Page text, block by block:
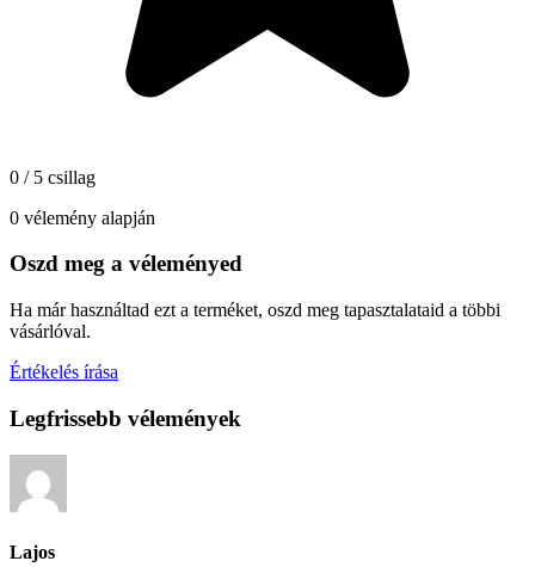
0 / 5 csillag
0 vélemény alapján
Oszd meg a véleményed
Ha már használtad ezt a terméket, oszd meg tapasztalataid a többi
vásárlóval.
Értékelés írása
Legfrissebb vélemények
Lajos